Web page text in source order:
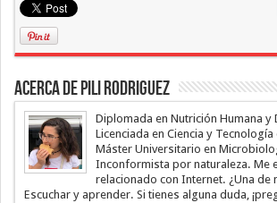
Acerca de Pili Rodriguez
Diplomada en Nutrición Humana y
Licenciada en Ciencia y
Máster Universitario en
Inconformista por naturaleza. Me
relacionado con Internet. ¿Una de
Escuchar y aprender. Si tienes alguna duda,